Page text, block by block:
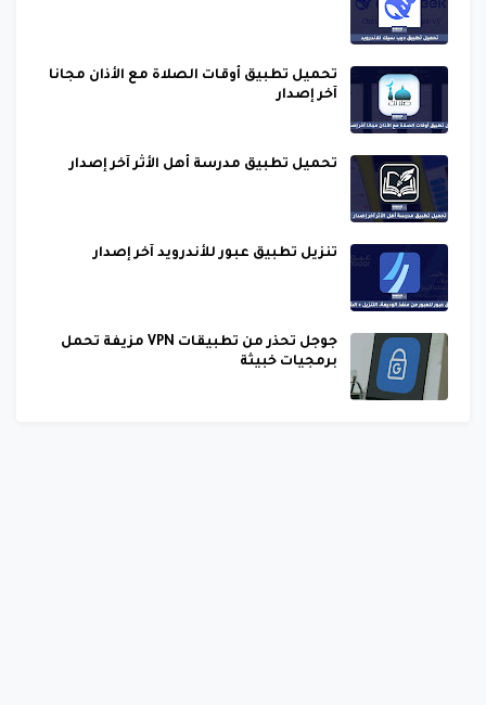
تحميل تطبيق أوقات الصلاة مع الأذان مجانا
آخر إصدار
تحميل تطبيق مدرسة أهل الأثر آخر إصدار
تنزيل تطبيق عبور للأندرويد آخر إصدار
جوجل تحذر من تطبيقات VPN مزيفة تحمل
برمجيات خبيثة